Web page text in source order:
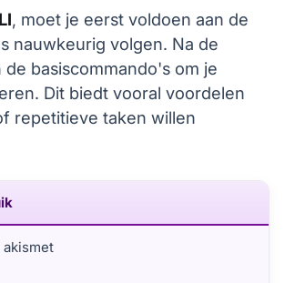
, moet je eerst voldoen aan de
nauwkeurig volgen. Na de
basiscommando's om je
Dit biedt vooral voordelen
repetitieve taken willen